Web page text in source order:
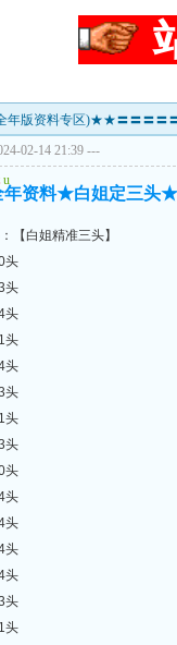
年版资料专区)★★〓〓〓〓
02-14 21:39 ---
u
资料★白姐定三头★
【白姐精准三头】
头
头
头
头
头
头
头
头
头
头
头
头
头
头
头